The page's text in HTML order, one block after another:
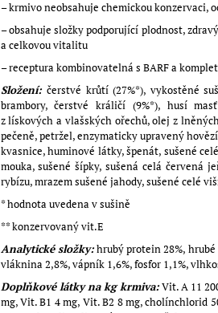
– krmivo neobsahuje chemickou konzervaci,
– obsahuje složky podporující plodnost,
a celkovou vitalitu
– receptura kombinovatelná s BARF a
Složení:čerstvé krůtí (27%*), vykostěné
brambory, čerstvé králičí (9%*), husí
z lískových a vlašských ořechů, olej z
pečeně, petržel, enzymaticky upravený
kvasnice, huminové látky, špenát, sušené
mouka, sušené šípky, sušená celá červená
rybízu, mrazem sušené jahody, sušené celé
* hodnota uvedena v sušině
** konzervovaný vit.E
Analytické složky:hrubý protein 28%, hrubé
vláknina 2,8%, vápník 1,6%, fosfor 1,1%,
Doplňkové látky na kg krmiva:Vit. A 11
mg, Vit. B1 4 mg, Vit. B2 8 mg, cholínchlorid